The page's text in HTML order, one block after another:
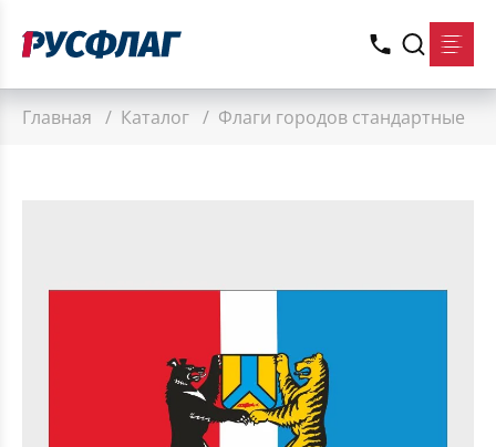
Главная / Каталог / Флаги городов стандартные